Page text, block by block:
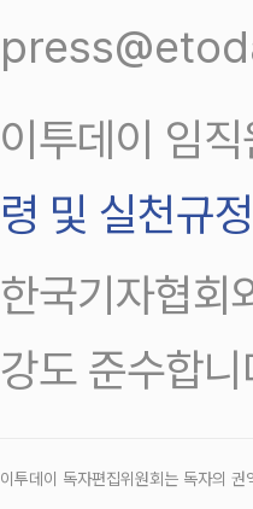
이투데이 임
령 및 실천규정
한국기자협회
강도 준수합니
이투데이 독자편집위원회는 독자의